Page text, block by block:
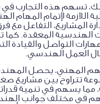
تسهم هذه التجارب في
اللازمة لإتمام المهام
المشاريع، التفاعل مع
المعقدة. كما
التواصل والقيادة
العمل الهندسي.
المهني، يحصل
تتراوح بين مشاريع
مما يسهم في تنمية
في مختلف جوانب